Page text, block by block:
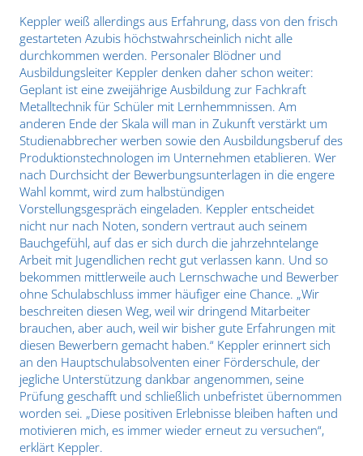
Keppler weiß allerdings aus Erfahrung, dass von den frisch
gestarteten Azubis höchstwahrscheinlich nicht alle
durchkommen werden. Personaler Blödner und
Ausbildungsleiter Keppler denken daher schon weiter:
Geplant ist eine zweijährige Ausbildung zur Fachkraft
Metalltechnik für Schüler mit Lernhemmnissen. Am
anderen Ende der Skala will man in Zukunft verstärkt um
Studien​abbrecher werben sowie den Ausbildungsberuf des
Produktionstechnologen im Unternehmen etablieren. Wer
nach Durchsicht der Bewerbungsunterlagen in die engere
Wahl kommt, wird zum halbstündigen
Vorstellungsgespräch eingeladen. Keppler entscheidet
nicht nur nach Noten, sondern vertraut auch seinem
Bauchgefühl, auf das er sich durch die jahrzehntelange
Arbeit mit Jugendlichen recht gut verlassen kann. Und so
bekommen mittlerweile auch Lernschwache und Bewerber
ohne Schulabschluss immer häufiger eine Chance. „Wir
beschreiten diesen Weg, weil wir dringend Mitarbeiter
brauchen, aber auch, weil wir bisher gute Erfahrungen mit
diesen Bewerbern gemacht haben.“ Keppler erinnert sich
an den Hauptschulabsolventen einer Förderschule, der
jegliche Unterstützung dankbar angenommen, seine
Prüfung geschafft und schließlich unbefristet übernommen
worden sei. „Diese positiven Erlebnisse bleiben haften und
motivieren mich, es immer wieder erneut zu versuchen“,
erklärt Keppler.